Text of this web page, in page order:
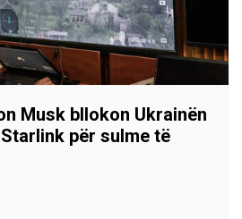
Musk bllokon Ukrainën
për sulme të